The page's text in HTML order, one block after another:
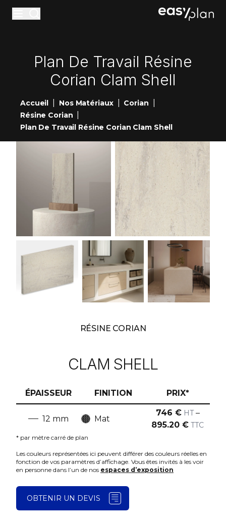
Accessoires
Réalisations
Nouveautés
Showrooms
Devis en ligne
Plan De Travail Résine
Corian Clam Shell
Accueil Nos Matériaux Corian
Résine Corian
Plan De Travail Résine Corian Clam Shell
RÉSINE CORIAN
CLAM SHELL
ÉPAISSEUR FINITION PRIX*
12 mm Mat
746 € HT –
895.20 € TTC
* par mètre carré de plan
Les couleurs représentées ici peuvent différer des couleurs réelles en
fonction de vos paramètres d’affichage. Vous êtes invités à les voir
en personne dans l’un de nos espaces d’exposition
OBTENIR UN DEVIS